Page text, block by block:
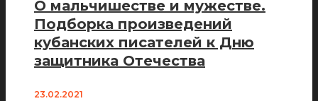
О мальчишестве и мужестве.
Подборка произведений
кубанских писателей к Дню
защитника Отечества
23.02.2021